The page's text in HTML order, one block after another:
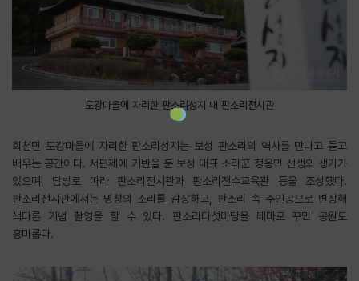
도강마을에 자리한 판소리성지 내 판소리전시관
회천면 도강마을에 자리한 판소리성지는 보성 판소리의 역사를 만나고 듣고
배우는 공간이다. 서편제에 기반을 둔 보성 대표 소리꾼 정응민 선생의 생가가
있으며, 탐방로 따라 판소리전시관과 판소리전수교육관 등을 조성했다.
판소리전시관에서는 명창의 소리를 감상하고, 판소리 속 주인공으로 변장해
색다른 기념 촬영을 할 수 있다. 판소리다섯마당을 테마로 꾸민 공원도
흥미롭다.